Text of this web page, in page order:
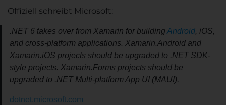
Offiziell schreibt Microsoft:
.NET 6 takes over from Xamarin for buildingAndroid, iOS,
and cross-platform applications. Xamarin.Android and
Xamarin.iOS projects should be upgraded to .NET SDK-
style projects. Xamarin.Forms projects should be
upgraded to .NET Multi-platform App UI (MAUI).
dotnet.microsoft.com